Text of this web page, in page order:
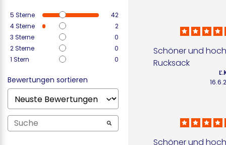
5 Sterne
42
4Sterne
2
3 Sterne
0
2Sterne
0
1 Stern 0
Bewertungen sortieren
Schöner und
Rucksack
Schöner und